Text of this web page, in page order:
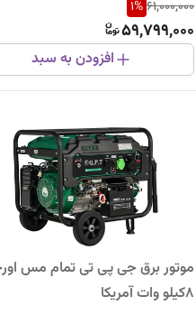
61,000,000
1%
59,799,000
افزودن به سبد
موتور برق جی پی تی تمام مس
8کیلو وات آمریکا